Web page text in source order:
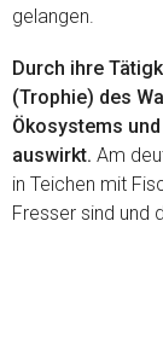
gelangen.
Durch ihre
(Trophie) des
Ökosystems
auswirkt. Am
in Teichen mit
Fresser sind und